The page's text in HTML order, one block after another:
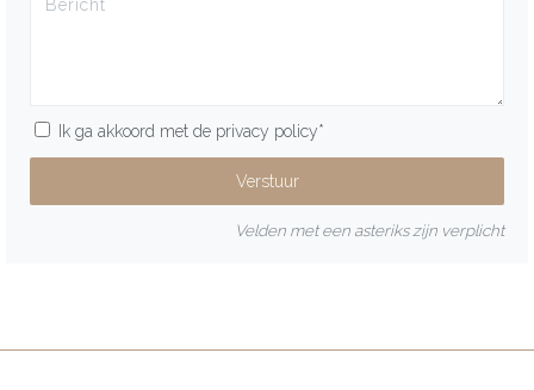
Ik ga akkoord met de privacy policy*
Velden met een asteriks zijn verplicht